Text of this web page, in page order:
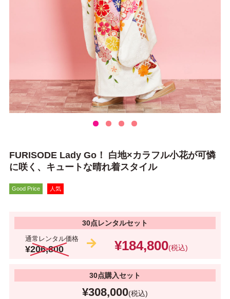
FURISODE Lady Go！ 白地×カラフル小花が可憐
に咲く、キュートな晴れ着スタイル
Good Price 人気
30点レンタルセット
通常レンタル価格
¥206,800 ¥184,800(税込)
30点購入セット
¥308,000(税込)